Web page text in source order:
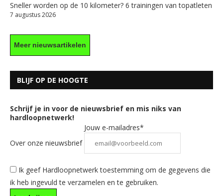
Sneller worden op de 10 kilometer? 6 trainingen van topatleten
7 augustus 2026
Meer nieuwsartikelen
BLIJF OP DE HOOGTE
Schrijf je in voor de nieuwsbrief en mis niks van
hardloopnetwerk!
Over onze nieuwsbrief
Jouw e-mailadres*
Ik geef Hardloopnetwerk toestemming om de gegevens die
ik heb ingevuld te verzamelen en te gebruiken.